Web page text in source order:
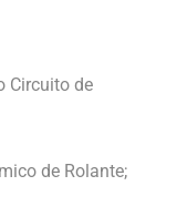
Circuito de
de Rolante;